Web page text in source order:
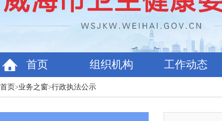
首页 组织机构 工作动态
首页>业务之窗>行政执法公示